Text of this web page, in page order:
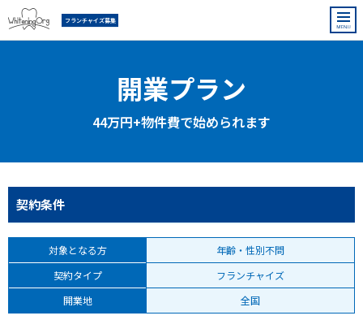
フランチャイズ募集
開業プラン
44万円+物件費で始められます
契約条件
対象となる方
年齢・性別不問
契約タイプ
フランチャイズ
開業地
全国